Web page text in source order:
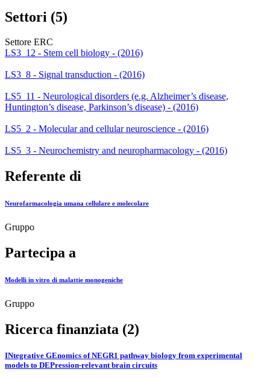
Settori (5)
Settore ERC
LS3_12 - Stem cell biology - (2016)
LS3_8 - Signal transduction - (2016)
LS5_11 - Neurological disorders (e.g. Alzheimer’s disease,
Huntington’s disease, Parkinson’s disease) - (2016)
LS5_2 - Molecular and cellular neuroscience - (2016)
LS5_3 - Neurochemistry and neuropharmacology - (2016)
Referente di
Neurofarmacologia umana cellulare e molecolare
Gruppo
Partecipa a
Modelli in vitro di malattie monogeniche
Gruppo
Ricerca finanziata (2)
INtegrative GEnomics of NEGR1 pathway biology from experimental
models to DEPression-relevant brain circuits